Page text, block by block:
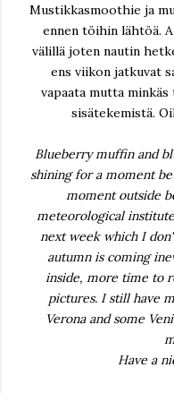
Mustikkasmoothie ja
ennen töihin lähtöä.
välillä joten nautin
ens viikon jatkuvat
vapaata mutta minkäs
sisätekemistä.
Blueberry muffin and
shining for a moment
moment outside
meteorological
next week which I
autumn is coming
inside, more time to
pictures. I still have
Verona and some
Have a